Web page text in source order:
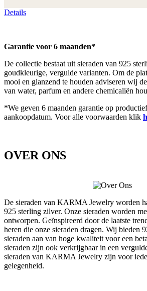
Details
Garantie voor 6 maanden*
De collectie bestaat uit sieraden van 925
goudkleurige, vergulde varianten. Om de
mooi en glanzend te houden adviseren wij
van water, parfum en andere chemicaliën
*We geven 6 maanden garantie op
aankoopdatum. Voor alle voorwaarden klik
OVER ONS
De sieraden van KARMA Jewelry worden
925 sterling zilver. Onze sieraden worden
ontworpen. Geïnspireerd door de laatste
heren die onze sieraden dragen. Wij bieden
sieraden aan van hoge kwaliteit voor een
sieraden zijn ook verkrijgbaar in een
sieraden van KARMA Jewelry zijn voor
gelegenheid.